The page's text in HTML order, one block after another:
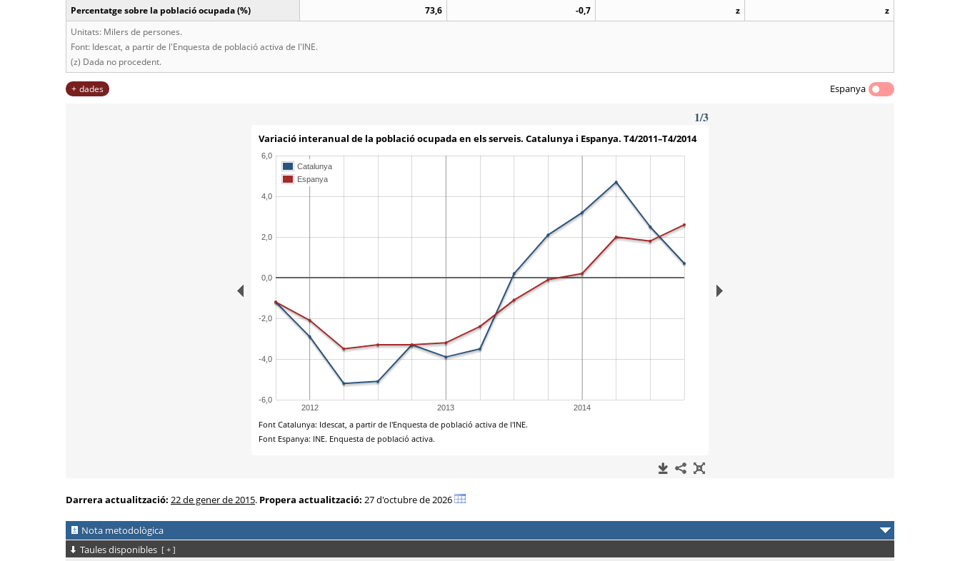
Percentatge sobre la població ocupada (%)
73,6 -0,7 z
z
Unitats: Milers de persones.
Font: Idescat, a partir de l'Enquesta de població activa de l'INE.
(z) Dada no procedent.
dades Espanya
Darrera actualització: 22 de gener de 2015. Propera actualització: 27 d'octubre de 2026
Nota metodològica
Taules disponibles [ + ]